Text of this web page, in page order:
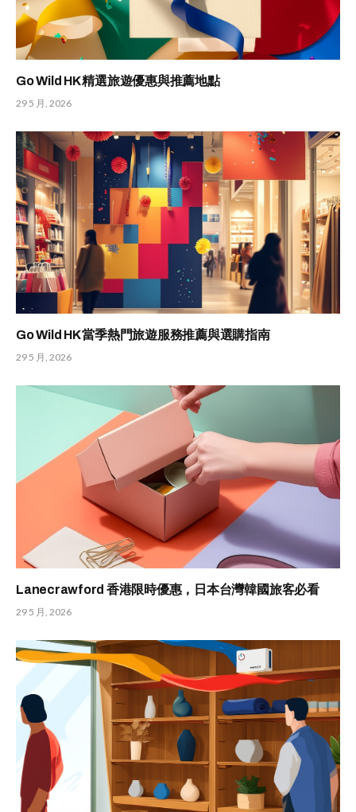
Go Wild HK 精選旅遊優惠與推薦地點
29 5 月, 2026
Go Wild HK 當季熱門旅遊服務推薦與選購指南
29 5 月, 2026
Lanecrawford 香港限時優惠，日本台灣韓國旅客必看
29 5 月, 2026